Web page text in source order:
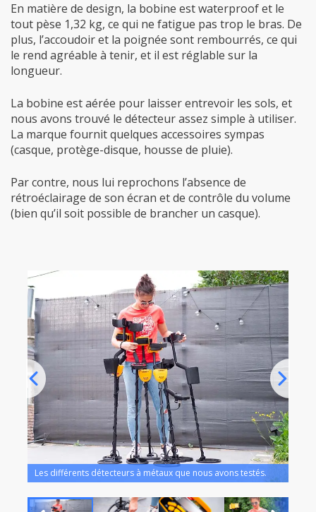
En matière de design, la bobine est waterproof et le
tout pèse 1,32 kg, ce qui ne fatigue pas trop le bras. De
plus, l’accoudoir et la poignée sont rembourrés, ce qui
le rend agréable à tenir, et il est réglable sur la
longueur.
La bobine est aérée pour laisser entrevoir les sols, et
nous avons trouvé le détecteur assez simple à utiliser.
La marque fournit quelques accessoires sympas
(casque, protège-disque, housse de pluie).
Par contre, nous lui reprochons l’absence de
rétroéclairage de son écran et de contrôle du volume
(bien qu’il soit possible de brancher un casque).
Les différents détecteurs à métaux que nous avons testés.